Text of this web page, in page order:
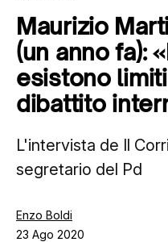
Tutti gli articoli
Contatti
Maurizio
(un anno fa):
esistono
dibattito
L'intervista de Il
segretario del Pd
Enzo Boldi
23 Ago 2020